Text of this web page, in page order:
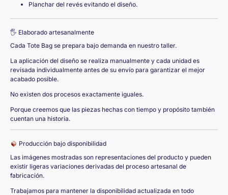
Planchar del revés evitando el diseño.
🖐️ Elaborado artesanalmente
Cada Tote Bag se prepara bajo demanda en nuestro taller.
La aplicación del diseño se realiza manualmente y cada unidad es
revisada individualmente antes de su envío para garantizar el mejor
acabado posible.
No existen dos procesos exactamente iguales.
Porque creemos que las piezas hechas con tiempo y propósito también
cuentan una historia.
Producción bajo disponibilidad
Las imágenes mostradas son representaciones del producto y pueden
existir ligeras variaciones derivadas del proceso artesanal de
fabricación.
Trabajamos para mantener la disponibilidad actualizada en todo